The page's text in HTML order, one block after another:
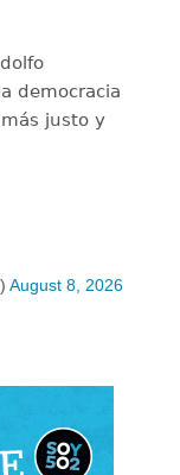
democracia
justo y
August 8, 2026